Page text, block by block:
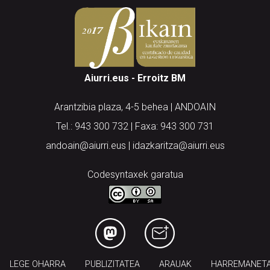
Aiurri.eus - Erroitz BM
Arantzibia plaza, 4-5 behea | ANDOAIN
Tel.: 943 300 732 | Faxa: 943 300 731
andoain@aiurri.eus | idazkaritza@aiurri.eus
Codesyntaxek garatua
LEGE OHARRA PUBLIZITATEA ARAUAK